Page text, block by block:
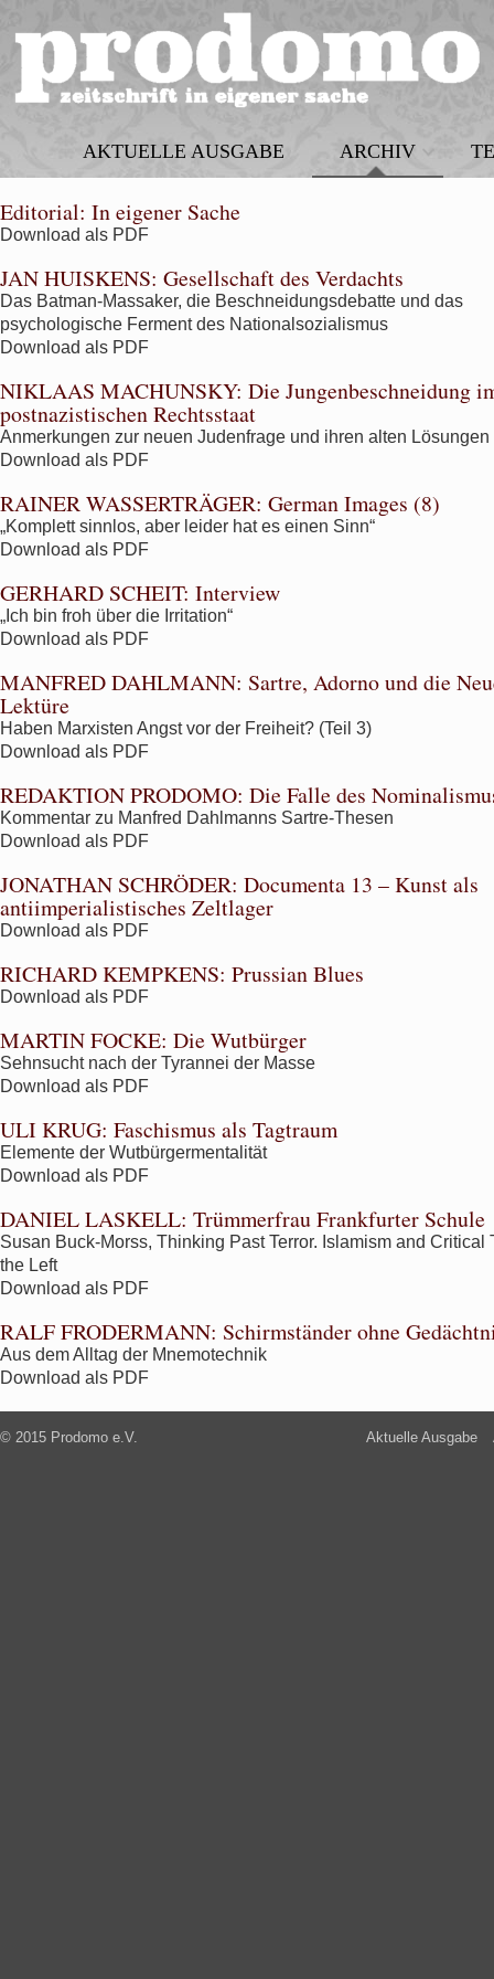
AKTUELLE AUSGABE ARCHIV
Editorial: In eigener Sache
Download als PDF
JAN HUISKENS: Gesellschaft des Verdachts
Das Batman-Massaker, die Beschneidungsdebatte und das
psychologische Ferment des Nationalsozialismus
Download als PDF
NIKLAAS MACHUNSKY: Die Jungenbeschneidung
postnazistischen Rechtsstaat
Anmerkungen zur neuen Judenfrage und ihren alten Lösungen
Download als PDF
RAINER WASSERTRÄGER: German Images (8)
„Komplett sinnlos, aber leider hat es einen Sinn“
Download als PDF
GERHARD SCHEIT: Interview
„Ich bin froh über die Irritation“
Download als PDF
MANFRED DAHLMANN: Sartre, Adorno und die
Lektüre
Haben Marxisten Angst vor der Freiheit? (Teil 3)
Download als PDF
REDAKTION PRODOMO: Die Falle des
Kommentar zu Manfred Dahlmanns Sartre-Thesen
Download als PDF
JONATHAN SCHRÖDER: Documenta 13 – Kunst als
antiimperialistisches Zeltlager
Download als PDF
RICHARD KEMPKENS: Prussian Blues
Download als PDF
MARTIN FOCKE: Die Wutbürger
Sehnsucht nach der Tyrannei der Masse
Download als PDF
ULI KRUG: Faschismus als Tagtraum
Elemente der Wutbürgermentalität
Download als PDF
DANIEL LASKELL: Trümmerfrau Frankfurter Schule
Susan Buck-Morss, Thinking Past Terror. Islamism and Critical
the Left
Download als PDF
RALF FRODERMANN: Schirmständer ohne
Aus dem Alltag der Mnemotechnik
Download als PDF
© 2015 Prodomo e.V. Aktuelle Ausgabe